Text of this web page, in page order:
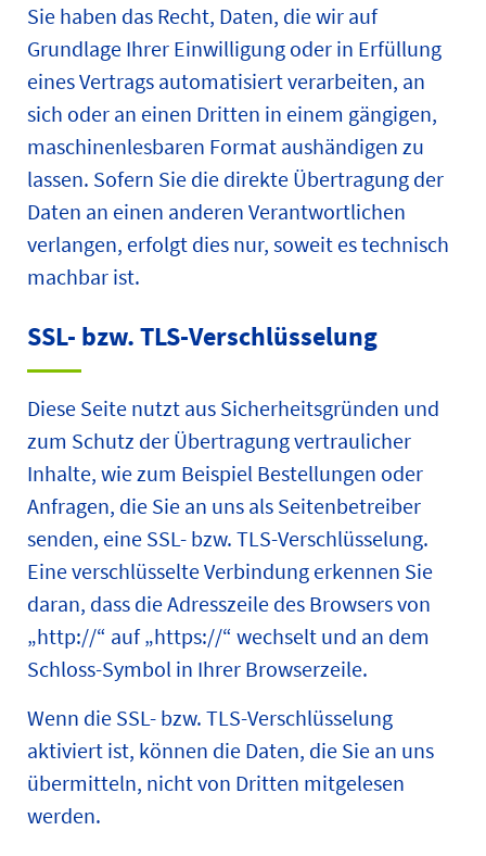
Sie haben das Recht, Daten, die wir auf
Grundlage Ihrer Einwilligung oder in Erfüllung
eines Vertrags automatisiert verarbeiten, an
sich oder an einen Dritten in einem gängigen,
maschinenlesbaren Format aushändigen zu
lassen. Sofern Sie die direkte Übertragung der
Daten an einen anderen Verantwortlichen
verlangen, erfolgt dies nur, soweit es technisch
machbar ist.
SSL- bzw. TLS-Verschlüsselung
Diese Seite nutzt aus Sicherheitsgründen und
zum Schutz der Übertragung vertraulicher
Inhalte, wie zum Beispiel Bestellungen oder
Anfragen, die Sie an uns als Seitenbetreiber
senden, eine SSL- bzw. TLS-Verschlüsselung.
Eine verschlüsselte Verbindung erkennen Sie
daran, dass die Adresszeile des Browsers von
„http://“ auf „https://“ wechselt und an dem
Schloss-Symbol in Ihrer Browserzeile.
Wenn die SSL- bzw. TLS-Verschlüsselung
aktiviert ist, können die Daten, die Sie an uns
übermitteln, nicht von Dritten mitgelesen
werden.